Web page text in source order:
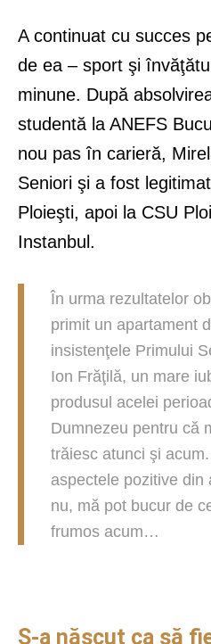
A continuat cu succes
de ea – sport şi
minune. După
studentă la ANEFS
nou pas în carieră,
Seniori şi a fost
Ploieşti, apoi la CSU
Instanbul.
În urma rezultatelor
primit un apartament
insistenţele Primului
Ion Frăţilă, un mare
produsul acelei
Dumnezeu pentru că
trăiesc atunci şi
aspectele pozitive din
nu, mă pot bucur de
frumos acum…
S-a născut ca să